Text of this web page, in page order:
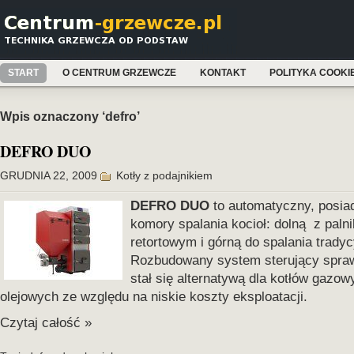
START O CENTRUM GRZEWCZE KONTAKT POLITYKA
Wpis oznaczony ‘defro’
DEFRO DUO
GRUDNIA 22, 2009 Kotły z podajnikiem
DEFRO DUO to automatyczny,
komory spalania kocioł: dolną z
retortowym i górną do spalania
Rozbudowany system sterujący
stał się alternatywą dla kotłów
olejowych ze względu na niskie koszty eksploatacji.
Czytaj całość »